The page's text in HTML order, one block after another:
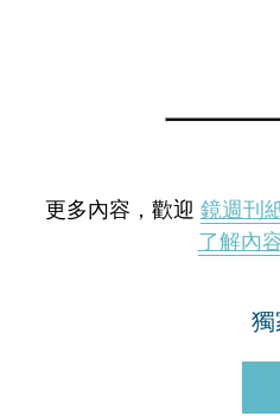
更多內容，歡迎 鏡週刊
了解內